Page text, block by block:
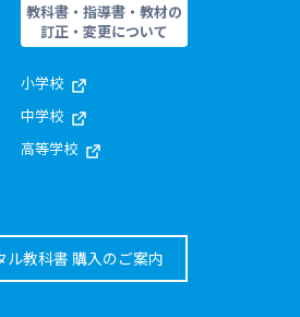
教科書・指導書・教材の
訂正・変更について
小学校
中学校
高等学校
ル教科書 購入のご案内